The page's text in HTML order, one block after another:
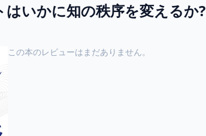
いかに知の秩序を変えるか
この本のレビューはまだありません。